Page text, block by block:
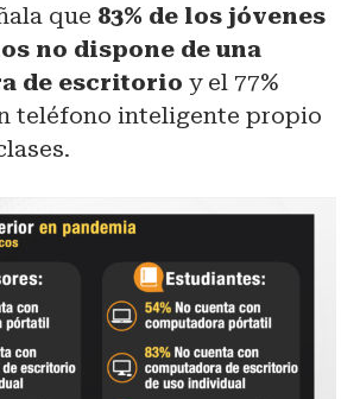
que 83% de los jóvenes
no dispone de una
de escritorio y el 77%
teléfono inteligente propio